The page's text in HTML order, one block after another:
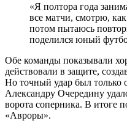
«Я полтора года
все матчи, смотрю,
потом пытаюсь
поделился юный
Обе команды показывали
действовали в защите,
Но точный удар был
Александру Очередину
ворота соперника. В итоге
«Авроры».